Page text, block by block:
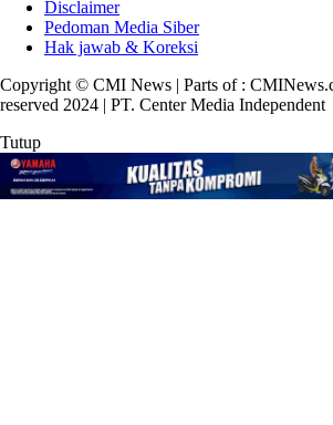
Disclaimer
Pedoman Media Siber
Hak jawab & Koreksi
Copyright © CMI News | Parts of :
reserved 2024 | PT. Center Media Independent
Tutup